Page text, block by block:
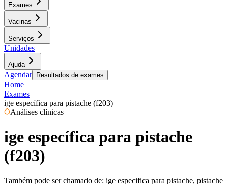
Exames
Vacinas
Serviços
Unidades
Ajuda
Agendar Resultados de exames
Home
Exames
ige específica para pistache (f203)
Análises clínicas
ige específica para pistache
(f203)
Também pode ser chamado de: ige especifica para pistache, pistache